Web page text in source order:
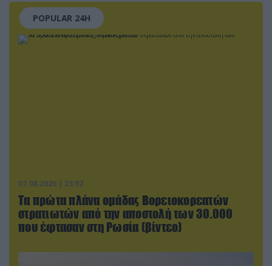
POPULAR 24H
07.08.2026 | 23:02
Τα πρώτα πλάνα ομάδας Βορειοκορεατών
στρατιωτών από την αποστολή των 30.000
που έφτασαν στη Ρωσία (βίντεο)